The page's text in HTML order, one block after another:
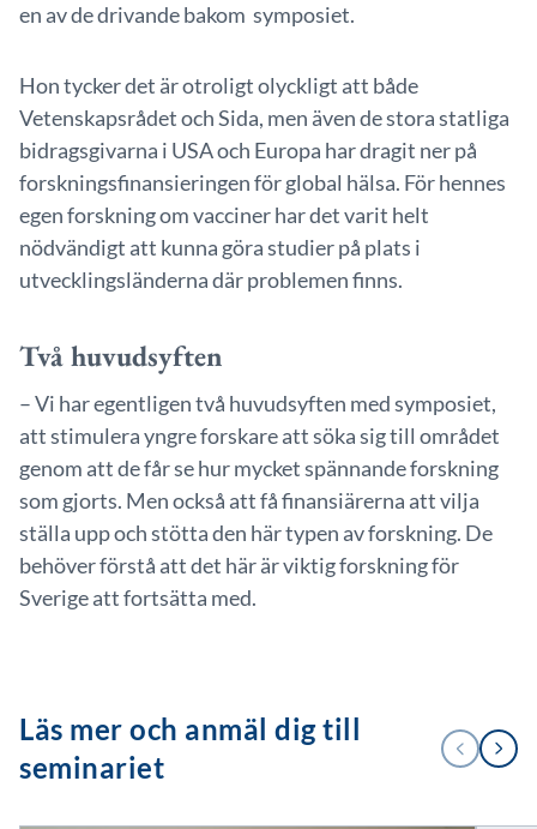
en av de drivande bakom symposiet.
Hon tycker det är otroligt olyckligt att både
Vetenskapsrådet och Sida, men även de stora statliga
bidragsgivarna i USA och Europa har dragit ner på
forskningsfinansieringen för global hälsa. För hennes
egen forskning om vacciner har det varit helt
nödvändigt att kunna göra studier på plats i
utvecklingsländerna där problemen finns.
Två huvudsyften
– Vi har egentligen två huvudsyften med symposiet,
att stimulera yngre forskare att söka sig till området
genom att de får se hur mycket spännande forskning
som gjorts. Men också att få finansiärerna att vilja
ställa upp och stötta den här typen av forskning. De
behöver förstå att det här är viktig forskning för
Sverige att fortsätta med.
Läs mer och anmäl dig till
seminariet
1
/
FÖREGÅENDE
NÄSTA